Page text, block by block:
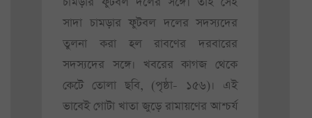
সাদা চামড়ার ফুটবল দলের সদস্যদের
তুলনা করা হল রাবণের দরবারের
সদস্যদের সঙ্গে। খবরের কাগজ থেকে
কেটে তোলা ছবি, (পৃষ্ঠা- ১৫৬)। এই
ভাবেই গোটা খাতা জুড়ে রামায়ণের আশ্চর্য